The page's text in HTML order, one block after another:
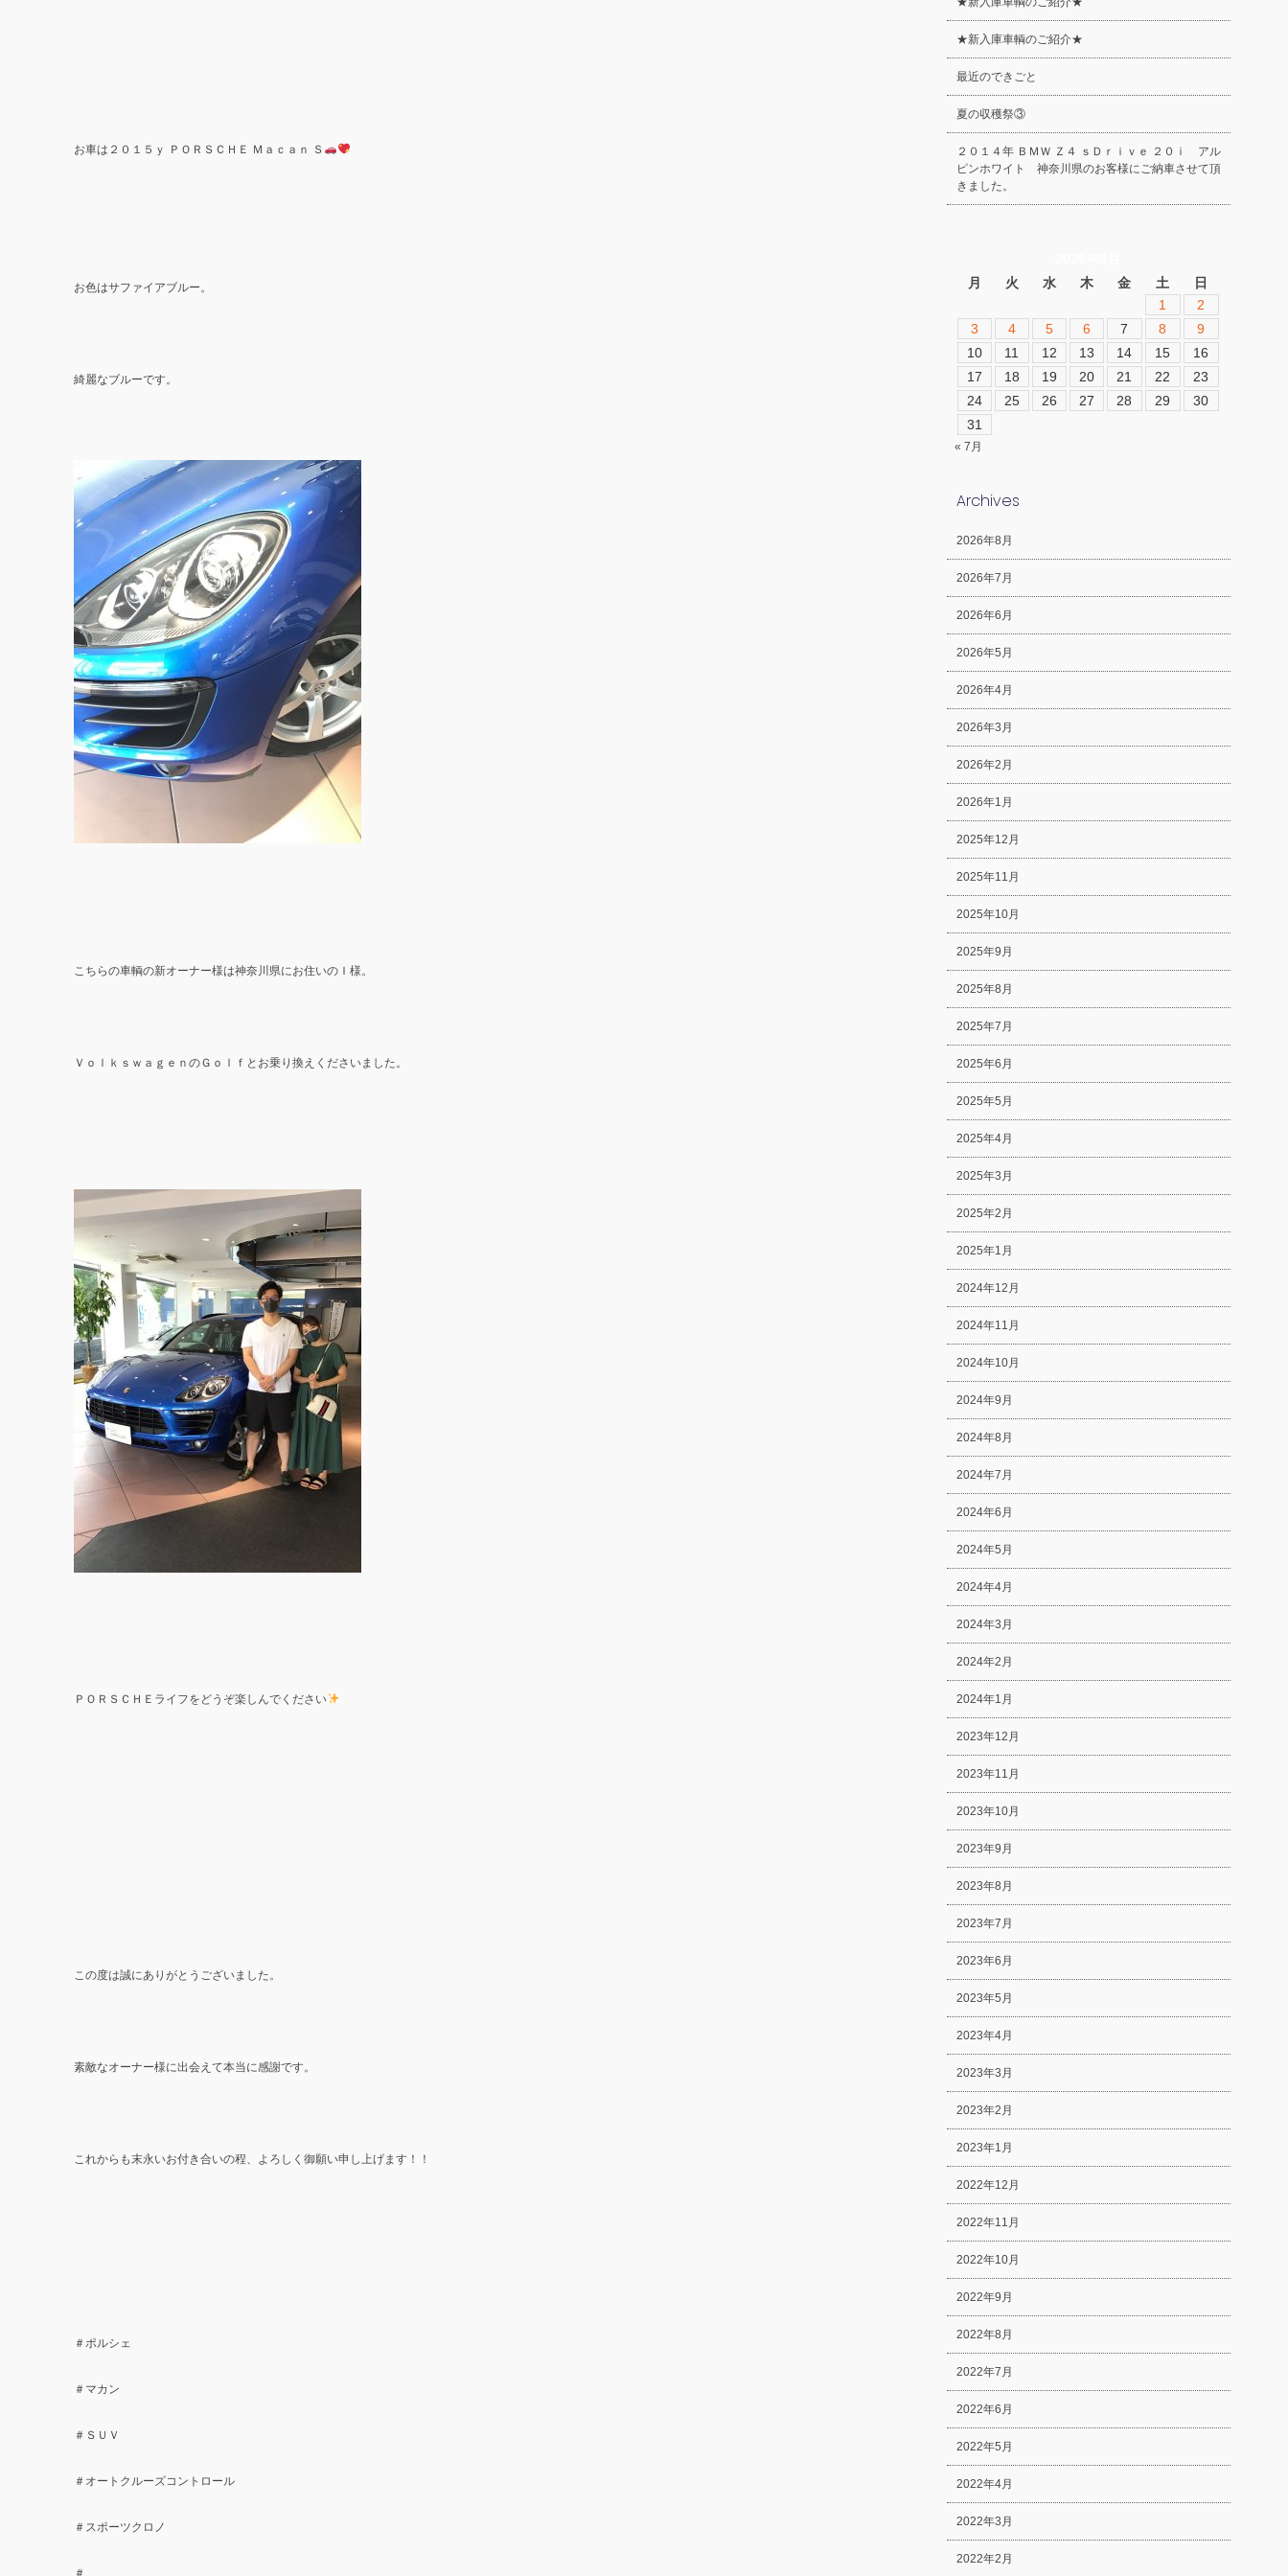
お車は２０１５ｙ ＰＯＲＳＣＨＥ Ｍａｃａｎ Ｓ
お色はサファイアブルー。
綺麗なブルーです。
こちらの車輌の新オーナー様は神奈川県にお住いの Ｉ様。
ＶｏｌｋｓｗａｇｅｎのＧｏｌｆとお乗り換えくださいました。
ＰＯＲＳＣＨＥライフをどうぞ楽しんでください
この度は誠にありがとうございました。
素敵なオーナー様に出会えて本当に感謝です。
これからも末永いお付き合いの程、よろしく御願い申し上げます！！
＃ポルシェ
＃マカン
＃ＳＵＶ
＃オートクルーズコントロール
＃スポーツクロノ
＃
★新入庫車輌のご紹介★
最近のできごと
夏の収穫祭③
２０１４年 ＢＭＷ Ｚ４ ｓＤｒｉｖｅ ２０ｉ アル
ピンホワイト 神奈川県のお客様にご納車させて頂
きました。
月
火 水 木 金 土
日
1
2
3
4 5 6 7 8
9
10
11 12 13 14 15
16
17
18 19 20 21 22
23
24
25 26 27 28 29
30
31
« 7月
Archives
2026年8月
2026年7月
2026年6月
2026年5月
2026年4月
2026年3月
2026年2月
2026年1月
2025年12月
2025年11月
2025年10月
2025年9月
2025年8月
2025年7月
2025年6月
2025年5月
2025年4月
2025年3月
2025年2月
2025年1月
2024年12月
2024年11月
2024年10月
2024年9月
2024年8月
2024年7月
2024年6月
2024年5月
2024年4月
2024年3月
2024年2月
2024年1月
2023年12月
2023年11月
2023年10月
2023年9月
2023年8月
2023年7月
2023年6月
2023年5月
2023年4月
2023年3月
2023年2月
2023年1月
2022年12月
2022年11月
2022年10月
2022年9月
2022年8月
2022年7月
2022年6月
2022年5月
2022年4月
2022年3月
2022年2月